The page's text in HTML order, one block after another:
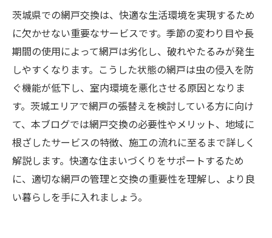
茨城県での網戸交換は、快適な生活環境を実現するため
に欠かせない重要なサービスです。季節の変わり目や長
期間の使用によって網戸は劣化し、破れやたるみが発生
しやすくなります。こうした状態の網戸は虫の侵入を防
ぐ機能が低下し、室内環境を悪化させる原因となりま
す。茨城エリアで網戸の張替えを検討している方に向け
て、本ブログでは網戸交換の必要性やメリット、地域に
根ざしたサービスの特徴、施工の流れに至るまで詳しく
解説します。快適な住まいづくりをサポートするため
に、適切な網戸の管理と交換の重要性を理解し、より良
い暮らしを手に入れましょう。